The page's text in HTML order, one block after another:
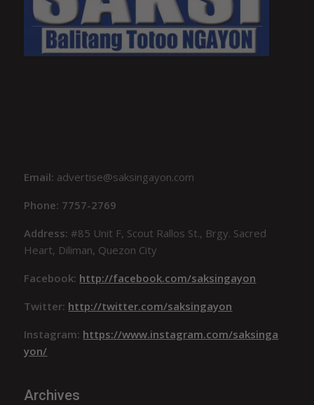
Email: advertise@saksingayon.com
Phone: 7757-2769
Address:#85 Unit F, Scout Rallos St., Brgy. Sacred
Heart, Diliman, Quezon City
Facebook: http://facebook.com/saksingayon
Twitter: http://twitter.com/saksingayon
Instagram: https://www.instagram.com/saksinga
yon/
Archives